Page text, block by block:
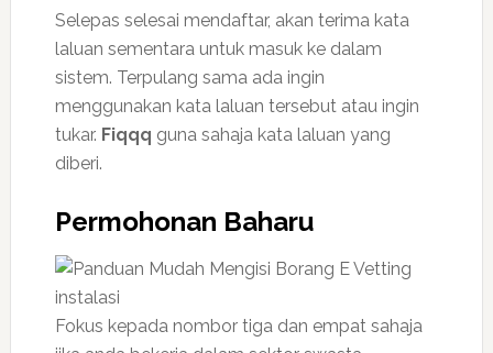
Selepas selesai mendaftar, akan terima kata
laluan sementara untuk masuk ke dalam
sistem. Terpulang sama ada ingin
menggunakan kata laluan tersebut atau ingin
tukar. Fiqqq guna sahaja kata laluan yang
diberi.
Permohonan Baharu
Fokus kepada nombor tiga dan empat sahaja